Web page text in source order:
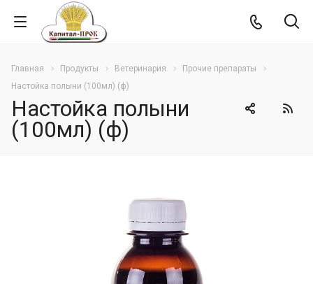
Главная Продукты Ветеринария
Прочие препараты
Настойка полыни (100мл) (ф)
Настойка полыни
(100мл) (ф)